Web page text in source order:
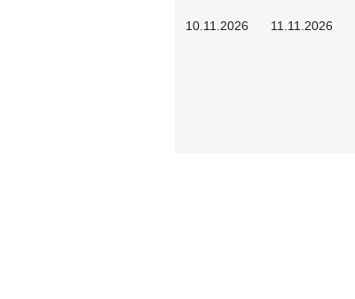
10.11.2026 11.11.2026